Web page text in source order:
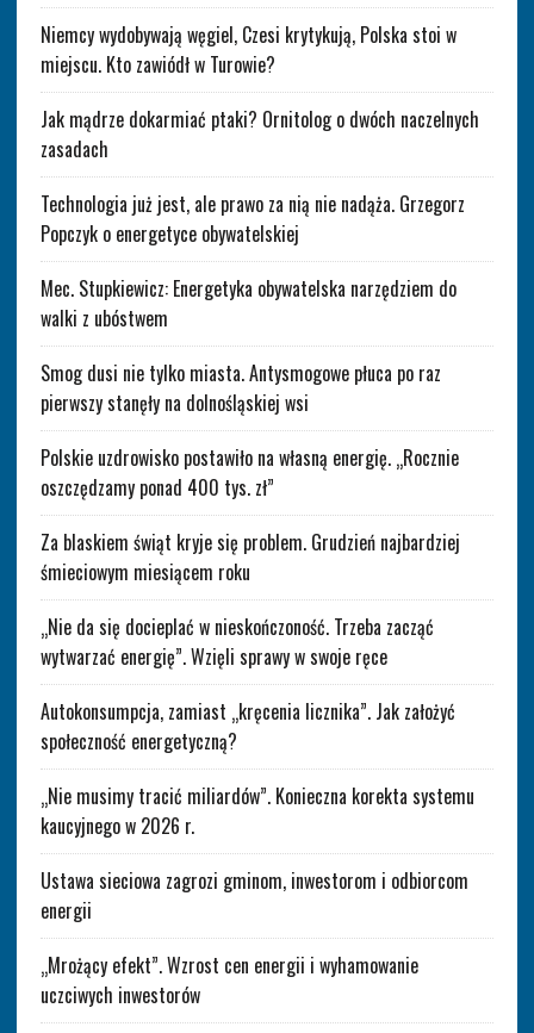
Niemcy wydobywają węgiel, Czesi krytykują, Polska stoi w
miejscu. Kto zawiódł w Turowie?
Jak mądrze dokarmiać ptaki? Ornitolog o dwóch naczelnych
zasadach
Technologia już jest, ale prawo za nią nie nadąża. Grzegorz
Popczyk o energetyce obywatelskiej
Mec. Stupkiewicz: Energetyka obywatelska narzędziem do
walki z ubóstwem
Smog dusi nie tylko miasta. Antysmogowe płuca po raz
pierwszy stanęły na dolnośląskiej wsi
Polskie uzdrowisko postawiło na własną energię. „Rocznie
oszczędzamy ponad 400 tys. zł”
Za blaskiem świąt kryje się problem. Grudzień najbardziej
śmieciowym miesiącem roku
„Nie da się docieplać w nieskończoność. Trzeba zacząć
wytwarzać energię”. Wzięli sprawy w swoje ręce
Autokonsumpcja, zamiast „kręcenia licznika”. Jak założyć
społeczność energetyczną?
„Nie musimy tracić miliardów”. Konieczna korekta systemu
kaucyjnego w 2026 r.
Ustawa sieciowa zagrozi gminom, inwestorom i odbiorcom
energii
„Mrożący efekt”. Wzrost cen energii i wyhamowanie
uczciwych inwestorów